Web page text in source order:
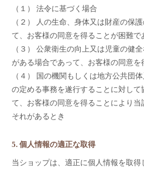
（１） 法令に基づく場合
（２） 人の生命、身体又は財産の保
て、お客様の同意を得ることが困難で
（３） 公衆衛生の向上又は児童の健
がある場合であって、お客様の同意を
（４） 国の機関もしくは地方公共団
の定める事務を遂行することに対し
て、お客様の同意を得ることにより
それがあるとき
5. 個人情報の適正な取得
当ショップは、適正に個人情報を取